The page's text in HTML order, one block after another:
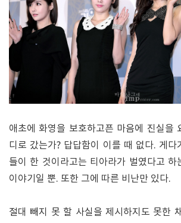
애초에 화영을 보호하고픈 마음에 진실을
디로 갔는가? 답답함이 이를 때 없다. 게다
들이 한 것이라고는 티아라가 벌였다고 하
이야기일 뿐. 또한 그에 따른 비난만 있다.
절대 빼지 못 할 사실을 제시하지도 못한